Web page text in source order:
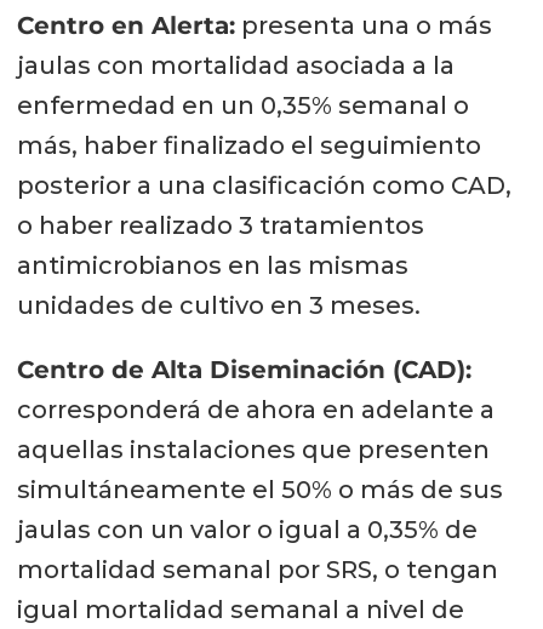
Centro en Alerta:presenta una o más
jaulas con mortalidad asociada a la
enfermedad en un 0,35% semanal o
más, haber finalizado el seguimiento
posterior a una clasificación como CAD,
o haber realizado 3 tratamientos
antimicrobianos en las mismas
unidades de cultivo en 3 meses.
Centro de Alta Diseminación (CAD):
corresponderá de ahora en adelante a
aquellas instalaciones que presenten
simultáneamente el 50% o más de sus
jaulas con un valor o igual a 0,35% de
mortalidad semanal por SRS, o tengan
igual mortalidad semanal a nivel de